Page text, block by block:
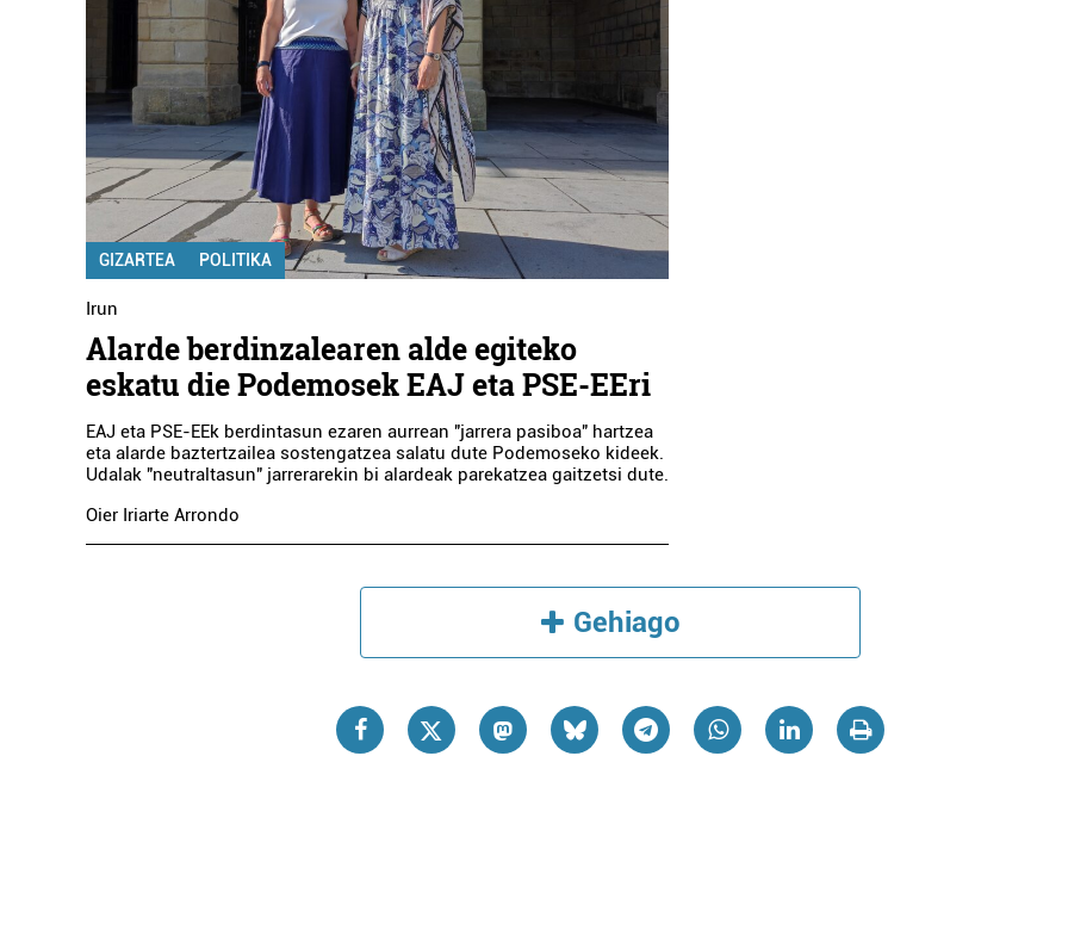
GIZARTEA POLITIKA
Irun
Alarde berdinzalearen alde egiteko
eskatu die Podemosek EAJ eta PSE-EEri
EAJ eta PSE-EEk berdintasun ezaren aurrean "jarrera pasiboa" hartzea
eta alarde baztertzailea sostengatzea salatu dute Podemoseko kideek.
Udalak "neutraltasun" jarrerarekin bi alardeak parekatzea gaitzetsi dute.
Oier Iriarte Arrondo
Gehiago